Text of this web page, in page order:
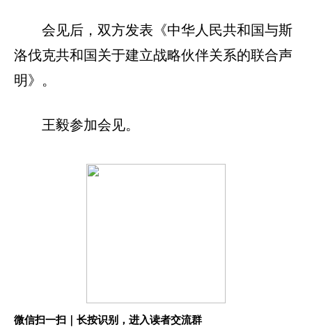
会见后，双方发表《中华人民共和国与斯
洛伐克共和国关于建立战略伙伴关系的联合声
明》。
王毅参加会见。
微信扫一扫｜长按识别，进入读者交流群